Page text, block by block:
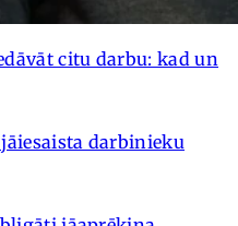
citu darbu: kad un
darbinieku